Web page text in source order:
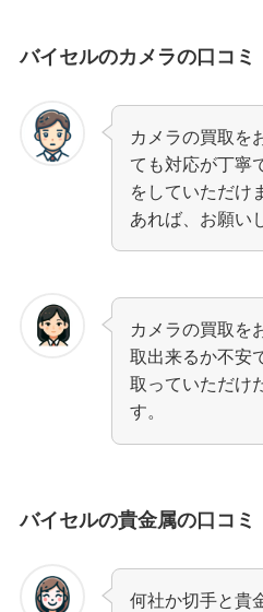
バイセルのカメラの口コミ
カメラの買取を
ても対応が丁寧
をしていただけ
あれば、お願い
カメラの買取を
取出来るか不安
取っていただけ
す。
バイセルの貴金属の口コミ
何社か切手と貴